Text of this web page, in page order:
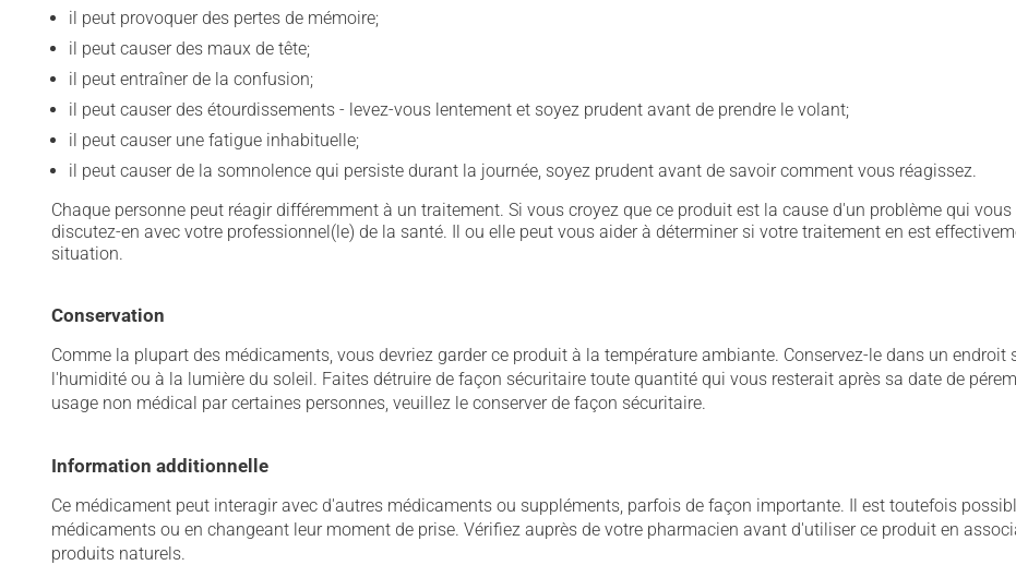
il peut provoquer des pertes de mémoire;
il peut causer des maux de tête;
il peut entraîner de la confusion;
il peut causer des étourdissements - levez-vous lentement et soyez prudent avant de prendre le volant;
il peut causer une fatigue inhabituelle;
il peut causer de la somnolence qui persiste durant la journée, soyez prudent avant de savoir comment vous réagissez.
Chaque personne peut réagir différemment à un traitement. Si vous croyez que ce produit est la cause d'un problème qui
discutez-en avec votre professionnel(le) de la santé. Il ou elle peut vous aider à déterminer si votre traitement en est
situation.
Conservation
Comme la plupart des médicaments, vous devriez garder ce produit à la température ambiante. Conservez-le dans un endroit
l'humidité ou à la lumière du soleil. Faites détruire de façon sécuritaire toute quantité qui vous resterait après sa date de
usage non médical par certaines personnes, veuillez le conserver de façon sécuritaire.
Information additionnelle
Ce médicament peut interagir avec d'autres médicaments ou suppléments, parfois de façon importante. Il est toutefois
médicaments ou en changeant leur moment de prise. Vérifiez auprès de votre pharmacien avant d'utiliser ce produit en
produits naturels.